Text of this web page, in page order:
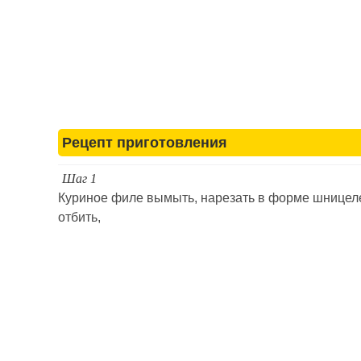
Рецепт приготовления
Шаг 1
Куриное филе вымыть, нарезать в форме
отбить,